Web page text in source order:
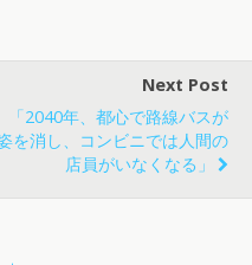
Next Post
「2040年、都心で路線バスが
を消し、コンビニでは人間の
店員がいなくなる」